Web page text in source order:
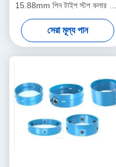
15.88mm পিন টাইপ স্টপ কলার তেল
ও গ্যাস কেসিং সেন্ট্রালাইজার
অ্যাপ্লিকেশনের জন্য 1 বছরের ওয়ারেন্টি
সেরা মূল্য পান